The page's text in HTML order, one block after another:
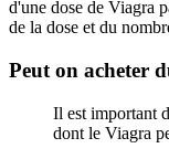
d'une dose de Viagra
de la dose et du
Peut on acheter
Il est important
dont le Viagra